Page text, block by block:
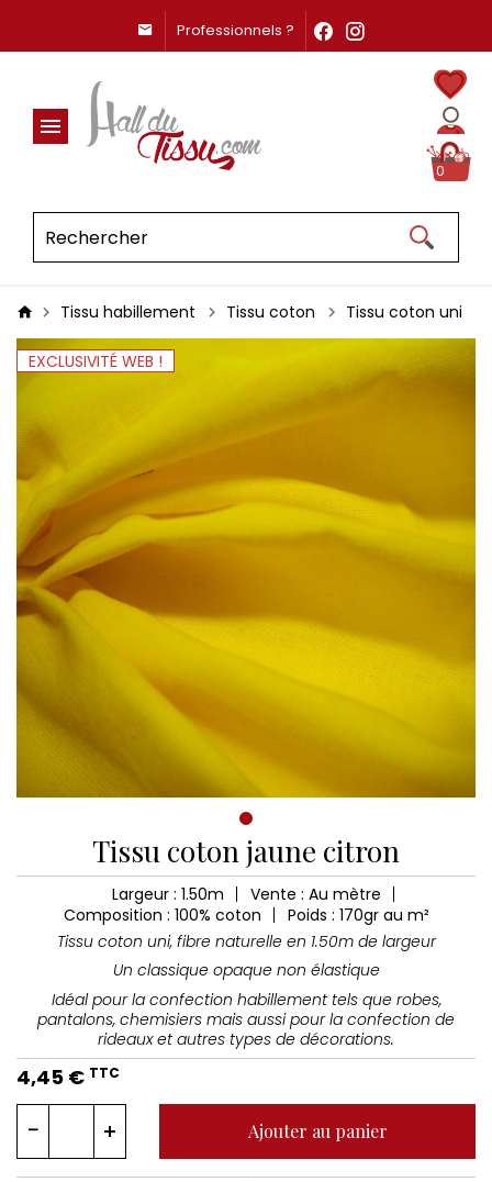
Professionnels ?
0
Tissu habillement Tissu coton Tissu coton uni
EXCLUSIVITÉ WEB !
Tissu coton jaune citron
Largeur : 1.50m
Vente : Au mètre
Composition : 100% coton
Poids : 170gr au m²
Tissu coton uni, fibre naturelle en 1.50m de largeur
Un classique opaque non élastique
Idéal pour la confection habillement tels que robes,
pantalons, chemisiers mais aussi pour la confection de
rideaux et autres types de décorations.
4,45 € TTC
Ajouter au panier